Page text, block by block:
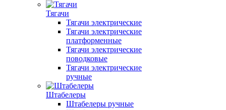
Тягачи
Тягачи электрические
Тягачи электрические
платформенные
Тягачи электрические
поводковые
Тягачи электрические
ручные
Штабелеры
Штабелеры ручные